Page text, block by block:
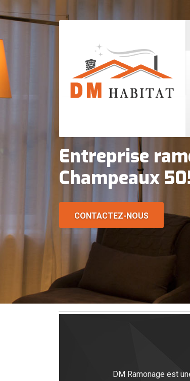
Entreprise
Champeaux
CONTACTEZ-NOUS
DM Ramonage est